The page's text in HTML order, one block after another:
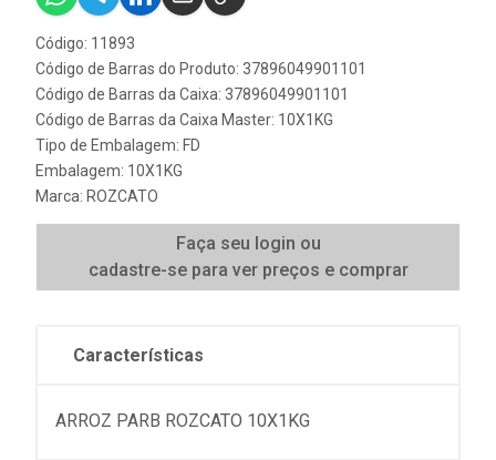
Código: 11893
Código de Barras do Produto: 37896049901101
Código de Barras da Caixa: 37896049901101
Código de Barras da Caixa Master: 10X1KG
Tipo de Embalagem: FD
Embalagem: 10X1KG
Marca: ROZCATO
Faça seu login ou
cadastre-se para ver preços e comprar
Características
ARROZ PARB ROZCATO 10X1KG